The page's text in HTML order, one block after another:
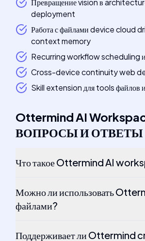
Превращение vision в
deployment
Работа с файлами device cloud
context memory
Recurring workflow scheduling
Cross-device continuity web
Skill extension для tools файлов
Ottermind AI
ВОПРОСЫ И ОТВЕТЫ
Что такое Ottermind AI
Можно ли использовать
файлами?
Поддерживает ли Ottermind